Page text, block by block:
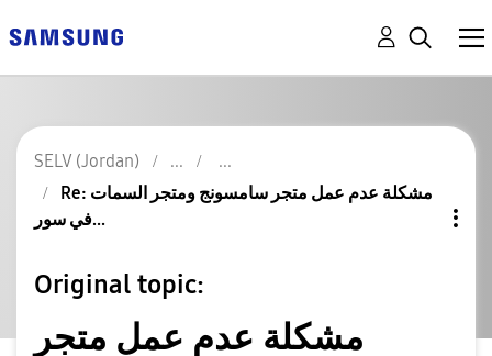
SELV (Jordan)
Re: مشكلة عدم عمل متجر سامسونج ومتجر السمات
في سور...
Original topic:
مشكلة عدم عمل متجر